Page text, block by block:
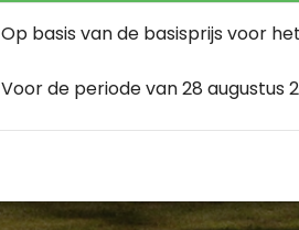
FOTO'S
Op basis van de basisprijs voor
Voor de periode van 28 augustus